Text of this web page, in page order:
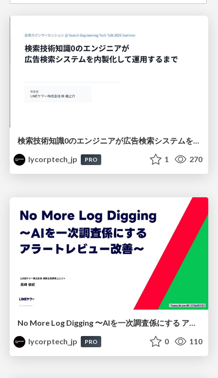
検索技術知識0のエンジニアが広告検索システムを内製化して運用するまで
lycorptech_jp
PRO 1 270
lycorptech_jp
PRO 0 110